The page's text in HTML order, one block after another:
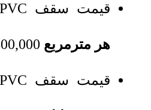
قیمت سقف PVC سفید
هر مترمربع
قیمت سقف PVC سفید